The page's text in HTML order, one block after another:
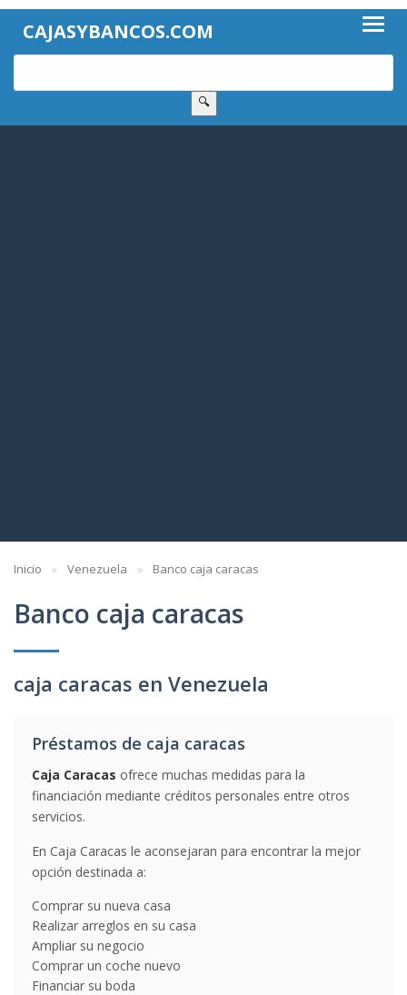
CAJASYBANCOS.COM
🔍
Inicio Venezuela Banco caja caracas
Banco caja caracas
caja caracas en Venezuela
Préstamos de caja caracas
Caja Caracas ofrece muchas medidas para la
financiación mediante créditos personales entre otros
servicios.
En Caja Caracas le aconsejaran para encontrar la mejor
opción destinada a:
Comprar su nueva casa
Realizar arreglos en su casa
Ampliar su negocio
Comprar un coche nuevo
Financiar su boda